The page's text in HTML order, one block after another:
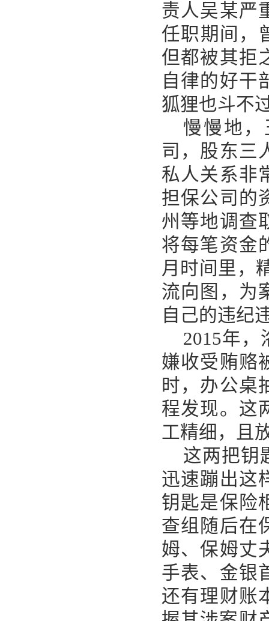
责人吴某严
任职期间，
但都被其拒
自律的好干
狐狸也斗不
慢慢地
司，股东三
私人关系非
担保公司的
州等地调查
将每笔资金
月时间里，
流向图，为
自己的违纪
2015年
嫌收受贿赂
时，办公桌
程发现。这
工精细，且
这两把钥
迅速蹦出这
钥匙是保险
查组随后在
姆、保姆丈
手表、金银
还有理财账